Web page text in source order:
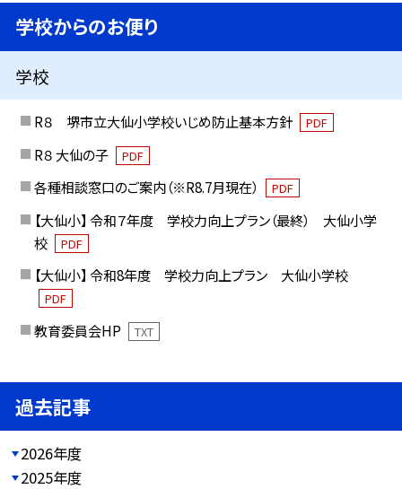
学校からのお便り
学校
R８ 堺市立大仙小学校いじめ防止基本方針 PDF
R８ 大仙の子 PDF
各種相談窓口のご案内（※R8.7月現在） PDF
【大仙小】 令和７年度 学校力向上プラン（最終） 大仙小学
校
PDF
【大仙小】 令和8年度 学校力向上プラン 大仙小学校
PDF
教育委員会HP TXT
過去記事
2026年度
2025年度